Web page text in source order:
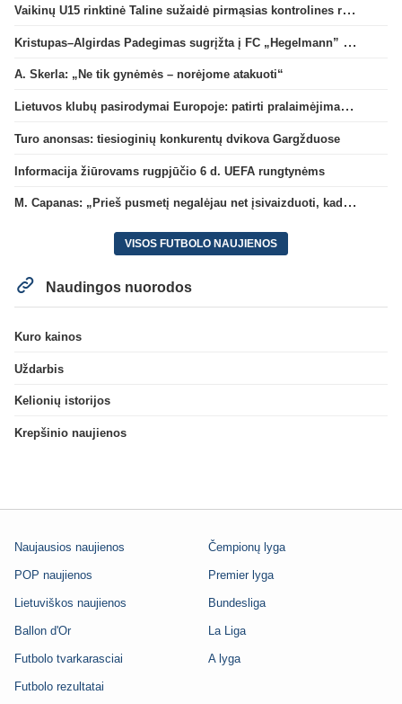
Vaikinų U15 rinktinė Taline sužaidė pirmąsias kontrolines rungtynes
Kristupas–Algirdas Padegimas sugrįžta į FC „Hegelmann” B sudėtį
A. Skerla: „Ne tik gynėmės – norėjome atakuoti“
Lietuvos klubų pasirodymai Europoje: patirti pralaimėjimai Kroatijos atstovams
Turo anonsas: tiesioginių konkurentų dvikova Gargžduose
Informacija žiūrovams rugpjūčio 6 d. UEFA rungtynėms
M. Capanas: „Prieš pusmetį negalėjau net įsivaizduoti, kad žaisime prieš „Hajduk“
VISOS FUTBOLO NAUJIENOS
Naudingos nuorodos
Kuro kainos
Uždarbis
Kelionių istorijos
Krepšinio naujienos
Naujausios naujienos
POP naujienos
Lietuviškos naujienos
Ballon d'Or
Futbolo tvarkarasciai
Futbolo rezultatai
Čempionų lyga
Premier lyga
Bundesliga
La Liga
A lyga